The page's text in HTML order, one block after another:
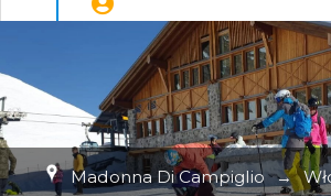
Madonna Di Campiglio →